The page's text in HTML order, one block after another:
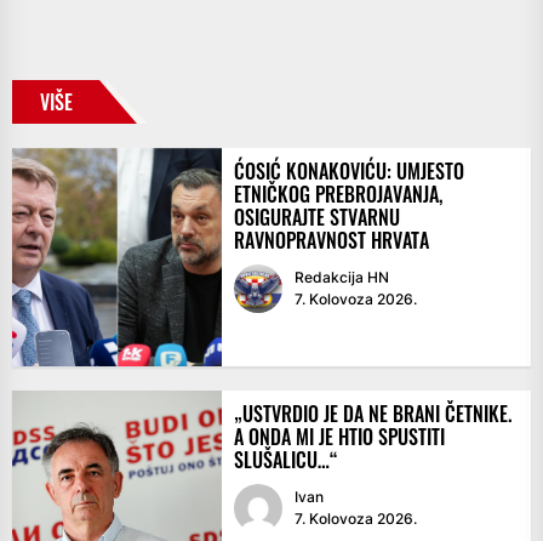
VIŠE
ĆOSIĆ KONAKOVIĆU: UMJESTO
ETNIČKOG PREBROJAVANJA,
OSIGURAJTE STVARNU
RAVNOPRAVNOST HRVATA
Redakcija HN
7. Kolovoza 2026.
„USTVRDIO JE DA NE BRANI ČETNIKE.
A ONDA MI JE HTIO SPUSTITI
SLUŠALICU…“
Ivan
7. Kolovoza 2026.